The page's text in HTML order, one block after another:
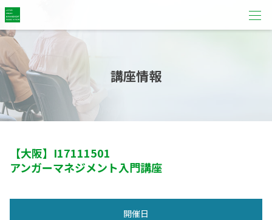
講座情報
【大阪】 I17111501
アンガーマネジメント入門講座
開催日